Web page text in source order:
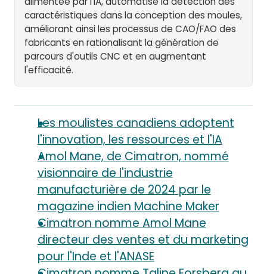
caractéristiques dans la conception des moules,
améliorant ainsi les processus de CAO/FAO des
fabricants en rationalisant la génération de
parcours d'outils CNC et en augmentant
l'efficacité.
Les moulistes canadiens adoptent
l'innovation, les ressources et l'IA
Amol Mane, de Cimatron, nommé
visionnaire de l'industrie
manufacturière de 2024 par le
magazine indien Machine Maker
Cimatron nomme Amol Mane
directeur des ventes et du marketing
pour l'Inde et l'ANASE